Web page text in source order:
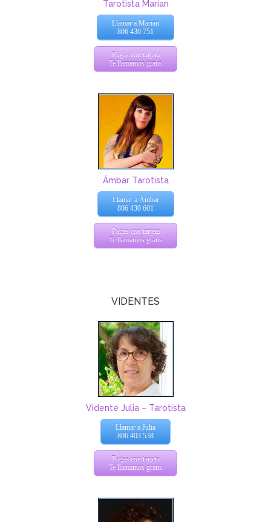
Tarotista Marian
Llamar a Marian
806 430 751
Pagas con tarjeta
Te llamamos gratis
Ámbar Tarotista
Llamar a Ámbar
806 430 601
Pagas con tarjeta
Te llamamos gratis
VIDENTES
Vidente Julia – Tarotista
Llamar a Julia
806 403 538
Pagas con tarjeta
Te llamamos gratis